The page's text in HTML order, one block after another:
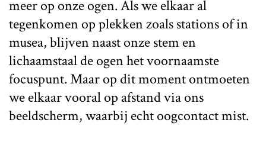
meer op onze ogen. Als we elkaar al
tegenkomen op plekken zoals stations of in
musea, blijven naast onze stem en
lichaamstaal de ogen het voornaamste
focuspunt. Maar op dit moment ontmoeten
we elkaar vooral op afstand via ons
beeldscherm, waarbij echt oogcontact mist.